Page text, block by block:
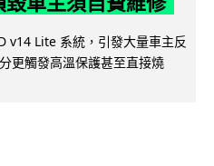
v14 Lite 系統，引發大量車主反
更觸發高溫保護甚至直接燒